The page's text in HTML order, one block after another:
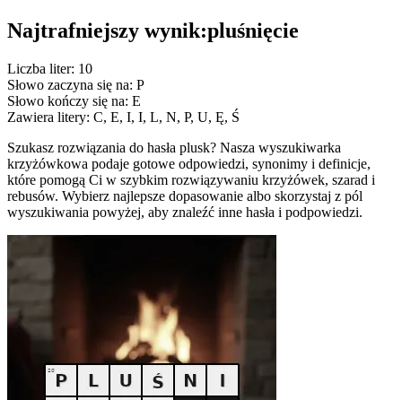
Najtrafniejszy wynik:pluśnięcie
Liczba liter: 10
Słowo zaczyna się na: P
Słowo kończy się na: E
Zawiera litery: C, E, I, I, L, N, P, U, Ę, Ś
Szukasz rozwiązania do hasła plusk? Nasza wyszukiwarka
krzyżówkowa podaje gotowe odpowiedzi, synonimy i definicje,
które pomogą Ci w szybkim rozwiązywaniu krzyżówek, szarad i
rebusów. Wybierz najlepsze dopasowanie albo skorzystaj z pól
wyszukiwania powyżej, aby znaleźć inne hasła i podpowiedzi.